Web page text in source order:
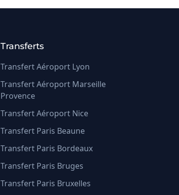
Transferts
Transfert Aéroport Lyon
Transfert Aéroport Marseille
Provence
Transfert Aéroport Nice
Transfert Paris Beaune
Transfert Paris Bordeaux
Transfert Paris Bruges
Transfert Paris Bruxelles